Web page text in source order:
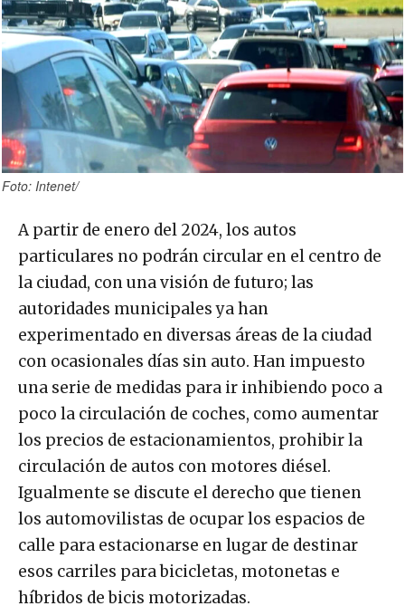
Foto: Intenet/
A partir de enero del 2024, los autos
particulares no podrán circular en el centro de
la ciudad, con una visión de futuro; las
autoridades municipales ya han
experimentado en diversas áreas de la ciudad
con ocasionales días sin auto. Han impuesto
una serie de medidas para ir inhibiendo poco a
poco la circulación de coches, como aumentar
los precios de estacionamientos, prohibir la
circulación de autos con motores diésel.
Igualmente se discute el derecho que tienen
los automovilistas de ocupar los espacios de
calle para estacionarse en lugar de destinar
esos carriles para bicicletas, motonetas e
híbridos de bicis motorizadas.